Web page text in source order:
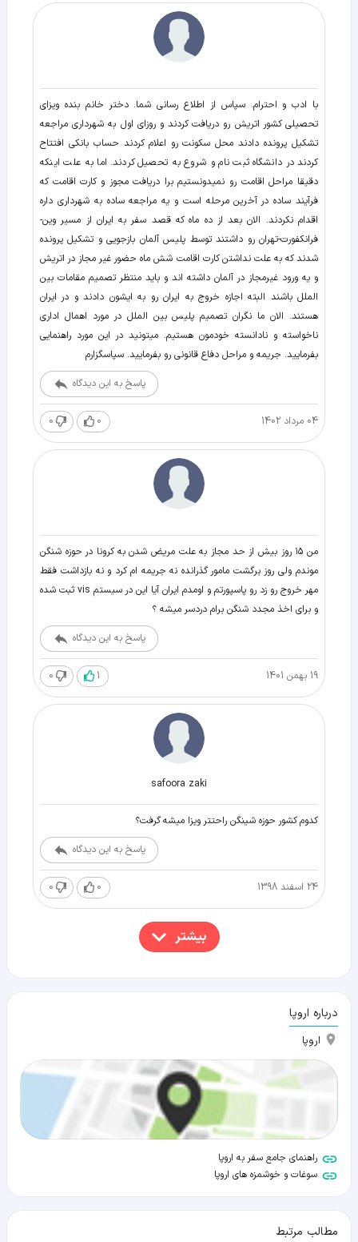
با ادب و احترام. سپاس از اطلاع رسانی شما. دختر خانم بنده ویزای
تحصیلی کشور اتریش رو دریافت کردند و روزای اول به شهرداری مراجعه
تشکیل پرونده دادند محل سکونت رو اعلام کردند حساب بانکی افتتاح
کردند در دانشگاه ثبت نام و شروع به تحصیل کردند. اما به علت اینکه
دقیقا مراحل اقامت رو نمیدونستیم برا دریافت مجوز و کارت اقامت که
فرآیند ساده در آخرین مرحله است و یه مراجعه ساده به شهرداری داره
اقدام نکردند. الان بعد از ده ماه که قصد سفر به ایران از مسیر وین-
فرانکفورت-تهران رو داشتند توسط پلیس آلمان بازجویی و تشکیل پرونده
شدند که به علت نداشتن کارت اقامت شش ماه حضور غیر مجاز در اتریش
و یه ورود غیرمجاز در آلمان داشته اند و باید منتظر تصمیم مقامات بین
الملل باشند البته اجازه خروج به ایران رو به ایشون دادند و در ایران
هستند. الان ما نگران تصمیم پلیس بین الملل در مورد اهمال اداری
ناخواسته و نادانسته خودمون هستیم. میتونید در این مورد راهنمایی
بفرمایید. جریمه و مراحل دفاع قانونی رو بفرمایید. سپاسگزارم
پاسخ به این دیدگاه
04 مرداد 1402 0
0
من ۱۵ روز بیش از حد مجاز به علت مریض شدن به کرونا در حوزه شنگن
موندم ولی روز برگشت مامور گذرانده نه جریمه ام کرد و نه بازداشت فقط
مهر خروج رو زد رو پاسپورتم و اومدم ایران آیا این در سیستم vis ثبت شده
و برای اخذ مجدد شنگن برام دردسر میشه ؟
پاسخ به این دیدگاه
19 بهمن 1401 1
0
safoora zaki
كدوم كشور حوزه شينگن راحتتر ويزا ميشه گرفت؟
پاسخ به این دیدگاه
24 اسفند 1398 0
0
بیشتر
درباره اروپا
اروپا
راهنمای جامع سفر به اروپا
سوغات و خوشمزه های اروپا
مطالب مرتبط